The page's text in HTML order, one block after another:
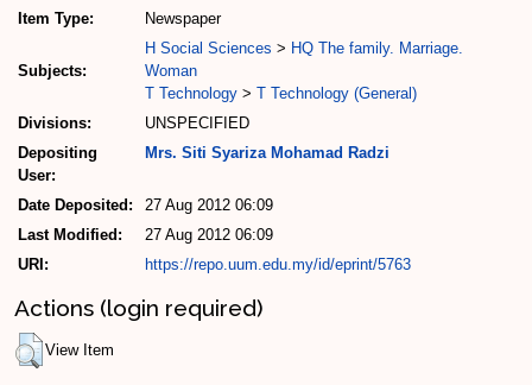
Item Type: Newspaper
Subjects:
H Social Sciences > HQ The family. Marriage.
Woman
T Technology > T Technology (General)
Divisions:
UNSPECIFIED
Depositing
User:
Mrs. Siti Syariza Mohamad Radzi
Date Deposited:
27 Aug 2012 06:09
Last Modified:
27 Aug 2012 06:09
URI:
https://repo.uum.edu.my/id/eprint/5763
Actions (login required)
View Item